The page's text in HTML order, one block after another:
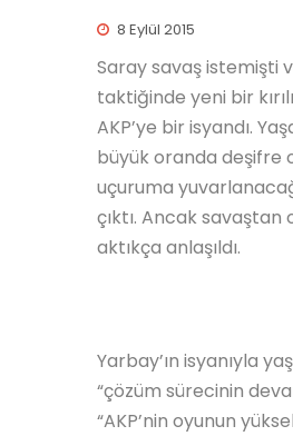
8 Eylül 2015
Saray savaş istemişti
taktiğinde yeni bir
AKP’ye bir isyandı.
büyük oranda deşifre
uçuruma
çıktı. Ancak
aktıkça anlaşıldı.
Yarbay’ın isyanıyla
“çözüm sürecinin
“AKP’nin oyunun